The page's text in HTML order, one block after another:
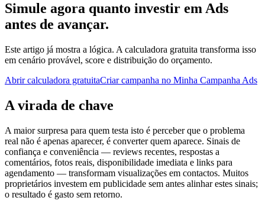
Simule agora quanto investir em Ads
antes de avançar.
Este artigo já mostra a lógica. A calculadora gratuita transforma isso
em cenário provável, score e distribuição do orçamento.
Abrir calculadora gratuitaCriar campanha no Minha Campanha Ads
A virada de chave
A maior surpresa para quem testa isto é perceber que o problema
real não é apenas aparecer, é converter quem aparece. Sinais de
confiança e conveniência — reviews recentes, respostas a
comentários, fotos reais, disponibilidade imediata e links para
agendamento — transformam visualizações em contactos. Muitos
proprietários investem em publicidade sem antes alinhar estes sinais;
o resultado é gasto sem retorno.